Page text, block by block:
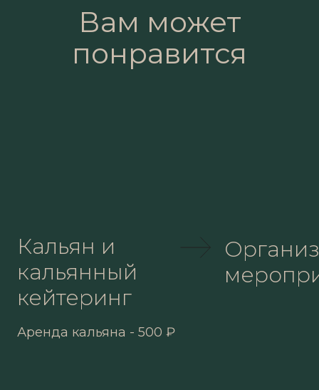
Вам может
понравится
Кальян и
кальянный
кейтеринг
Аренда кальяна - 500 ₽